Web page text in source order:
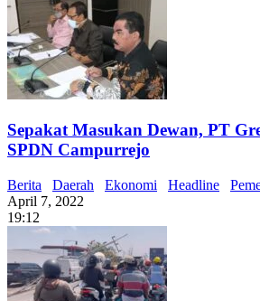
Sepakat Masukan Dewan, PT
SPDN Campurrejo
Berita Daerah Ekonomi Headline
April 7, 2022
19:12